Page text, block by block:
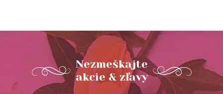
Nezmeškajte
akcie & zľavy